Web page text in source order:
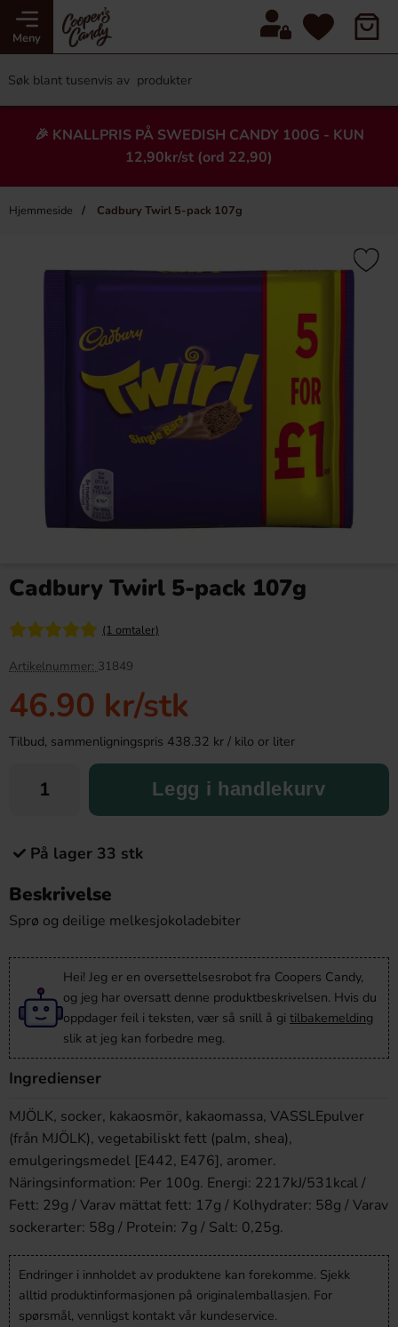
Meny
🎉 KNALLPRIS PÅ SWEDISH CANDY 100G - KUN
12,90kr/st (ord 22,90)
Hjemmeside Cadbury Twirl 5-pack 107g
Heading
×
79.90 kr
Chocolate & Red Cherry 280g
24.90 kr
Cadbury Twirl 5-pack 107g
(1 omtaler)
Artikelnummer: 31849
46.90 kr/stk
Tilbud, sammenligningspris 438.32 kr / kilo or liter
Legg i handlekurv
På lager 33 stk
Beskrivelse
Sprø og deilige melkesjokoladebiter
Hei! Jeg er en oversettelsesrobot fra Coopers Candy,
og jeg har oversatt denne produktbeskrivelsen. Hvis du
oppdager feil i teksten, vær så snill å gi tilbakemelding
slik at jeg kan forbedre meg.
Ingredienser
MJÖLK, socker, kakaosmör, kakaomassa, VASSLEpulver
(från MJÖLK), vegetabiliskt fett (palm, shea),
emulgeringsmedel [E442, E476], aromer.
Näringsinformation: Per 100g. Energi: 2217kJ/531kcal /
Fett: 29g / Varav mättat fett: 17g / Kolhydrater: 58g / Varav
sockerarter: 58g / Protein: 7g / Salt: 0,25g.
Endringer i innholdet av produktene kan forekomme. Sjekk
alltid produktinformasjonen på originalemballasjen. For
spørsmål, vennligst kontakt vår kundeservice.